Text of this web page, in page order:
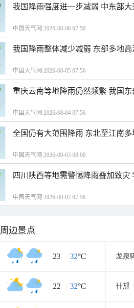
我国降雨强度进一步减弱 中东部
中国天气网 2026-08-06 07:50
我国降雨整体减少减弱 东部多地
中国天气网 2026-08-05 07:56
重庆云南等地降雨仍然频繁 我国
中国天气网 2026-08-04 07:56
全国仍有大范围降雨 东北至江南
中国天气网 2026-08-03 08:00
四川陕西等地需警惕降雨叠加致
中国天气网 2026-08-02 07:58
周边景点
23 / 32°C 龙泉
22 / 32°C 什邡